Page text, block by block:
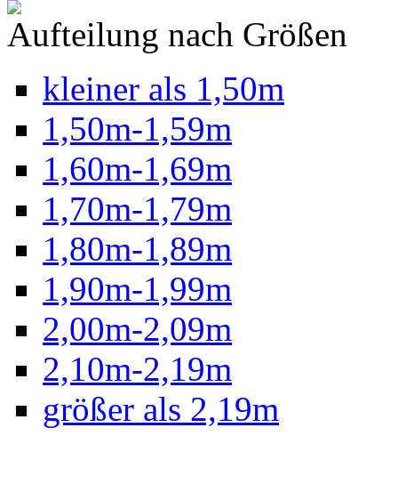
Aufteilung nach Größen
kleiner als 1,50m
1,50m-1,59m
1,60m-1,69m
1,70m-1,79m
1,80m-1,89m
1,90m-1,99m
2,00m-2,09m
2,10m-2,19m
größer als 2,19m